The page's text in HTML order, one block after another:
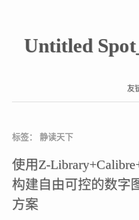
Untitled
友
标签： 静读天下
使用Z-
构建自由可控的数字
方案